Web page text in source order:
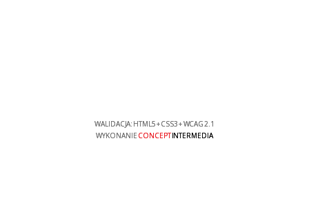
WALIDACJA: HTML5+CSS3+WCAG 2.1
WYKONANIE CONCEPTINTERMEDIA